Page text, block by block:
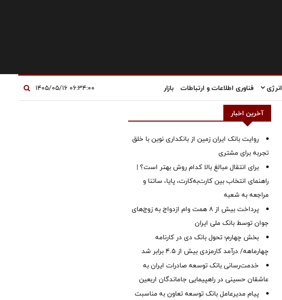
انرژی فناوری اطلاعات و ارتباطات بازار
آخرین اخبار
روایت بانک ایران زمین از بانکداری نوین با خلق
تجربه برای مشتری
برای انتقال مبالغ بالا کدام روش بهتر است؟ |
راهنمای انتخاب بین کارت‌به‌کارت، پایا، ساتنا و
مراجعه به شعبه
پرداخت بیش از ۸ همت وام ازدواج به زوج‌های
جوان توسط بانک ملی ایران
بخش چهارم؛ تحول بانک دی در کارنامه
چهارماهه/ درآمد کارمزدی بیش از ۴.۵ برابر شد
خدمت‌رسانی بانک توسعه صادرات ایران به
عاشقان حسینی در راهپیمایی جاماندگان اربعین
پیام مدیرعامل بانک توسعه تعاون به مناسبت